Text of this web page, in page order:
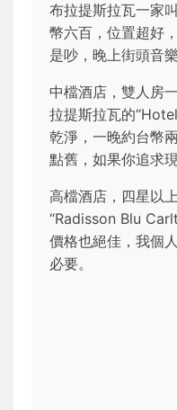
布拉提斯拉瓦一家
幣六百，位置超好
是吵，晚上街頭音樂
中檔酒店，雙人房
拉提斯拉瓦的
乾淨，一晚約台幣
點舊，如果你追求
高檔酒店，四星以
“Radisson Blu
價格也絕佳，我個
必要。